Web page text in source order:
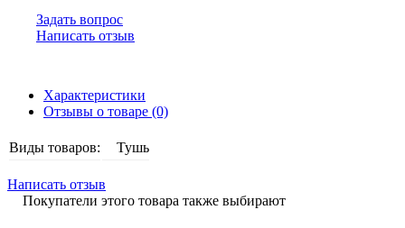
Задать вопрос
Написать отзыв
Характеристики
Отзывы о товаре (0)
Виды товаров: Тушь
Написать отзыв
Покупатели этого товара также выбирают